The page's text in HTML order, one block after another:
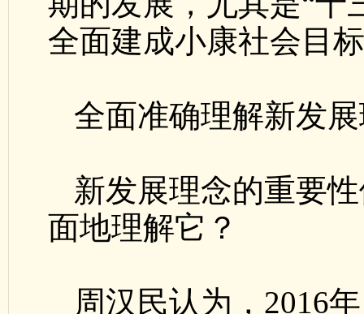
全面建成小康社会目
全面准确理解新发
新发展理念的重要
面地理解它？
周汉民认为，2016